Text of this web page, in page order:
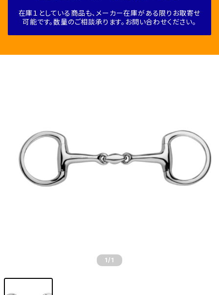
在庫１としている商品も、メーカー在庫がある限りお取寄せ
可能です。数量のご相談承ります。お問い合わせください。
1 /1